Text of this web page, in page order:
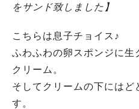
をサンド致しました】
こちらは息子チョイス♪
ふわふわの卵スポンジに生
クリーム。
そしてクリームの下にはど
す。